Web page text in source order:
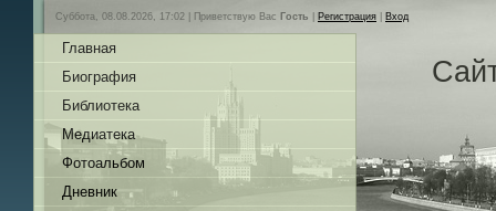
Суббота, 08.08.2026, 17:02 | Приветствую Вас Гость Регистрация Вход
Главная
Биография
Библиотека
Медиатека
Фотоальбом
Дневник